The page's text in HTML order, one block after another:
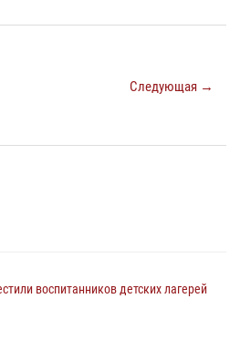
Следующая →
воспитанников детских лагерей